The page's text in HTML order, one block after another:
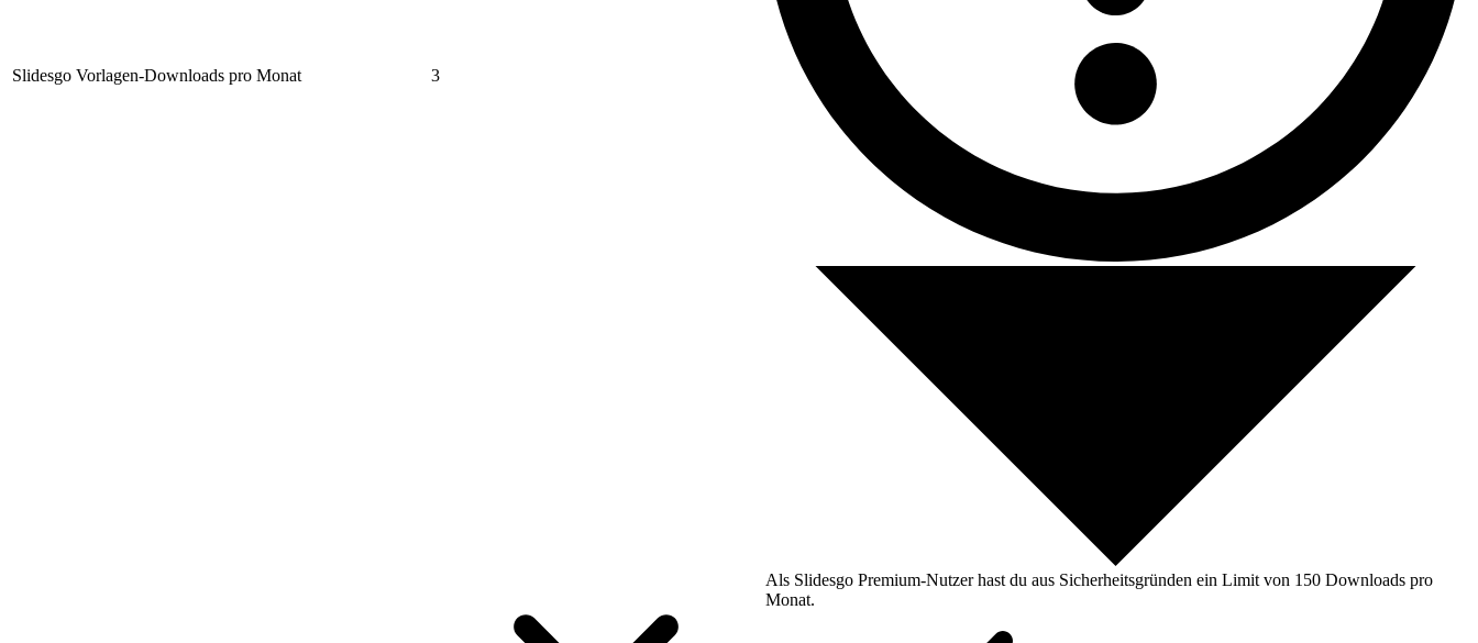
Slidesgo Vorlagen-Downloads pro Monat 3
Als Slidesgo Premium-Nutzer hast du aus Sicherheitsgründen ein Limit von 150 Downloads pro
Monat.